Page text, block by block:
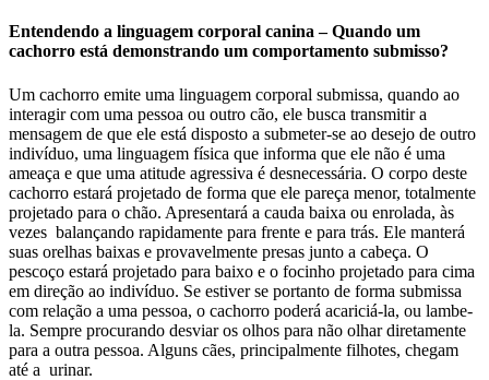
Entendendo a linguagem corporal canina – Quando um
cachorro está demonstrando um comportamento submisso?
Um cachorro emite uma linguagem corporal submissa, quando ao
interagir com uma pessoa ou outro cão, ele busca transmitir a
mensagem de que ele está disposto a submeter-se ao desejo de outro
indivíduo, uma linguagem física que informa que ele não é uma
ameaça e que uma atitude agressiva é desnecessária. O corpo deste
cachorro estará projetado de forma que ele pareça menor, totalmente
projetado para o chão. Apresentará a cauda baixa ou enrolada, às
vezes balançando rapidamente para frente e para trás. Ele manterá
suas orelhas baixas e provavelmente presas junto a cabeça. O
pescoço estará projetado para baixo e o focinho projetado para cima
em direção ao indivíduo. Se estiver se portanto de forma submissa
com relação a uma pessoa, o cachorro poderá acariciá-la, ou lambe-
la. Sempre procurando desviar os olhos para não olhar diretamente
para a outra pessoa. Alguns cães, principalmente filhotes, chegam
até a urinar.